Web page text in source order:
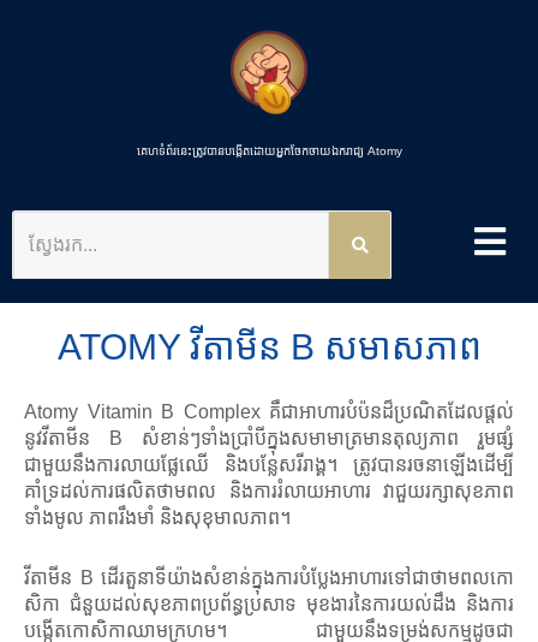
គេហទំព័រនេះត្រូវបានបង្កើតដោយអ្នកចែកចាយឯករាជ្យ Atomy
ស្វែងរក
ATOMY វីតាមីន B សមាសភាព
Atomy Vitamin B Complex គឺជាអាហារបំប៉នដ៏ប្រណិតដែលផ្តល់
នូវវីតាមីន B សំខាន់ៗទាំងប្រាំបីក្នុងសមាមាត្រមានតុល្យភាព រួមផ្សំ
ជាមួយនឹងការលាយផ្លែឈើ និងបន្លែសរីរាង្គ។ ត្រូវបានរចនាឡើងដើម្បី
គាំទ្រដល់ការផលិតថាមពល និងការរំលាយអាហារ វាជួយរក្សាសុខភាព
ទាំងមូល ភាពរឹងមាំ និងសុខុមាលភាព។
វីតាមីន B ដើរតួនាទីយ៉ាងសំខាន់ក្នុងការបំប្លែងអាហារទៅជាថាមពលកោ
សិកា ជំនួយដល់សុខភាពប្រព័ន្ធប្រសាទ មុខងារនៃការយល់ដឹង និងការ
បង្កើតកោសិកាឈាមក្រហម។ ជាមួយនឹងទម្រង់សកម្មដូចជា